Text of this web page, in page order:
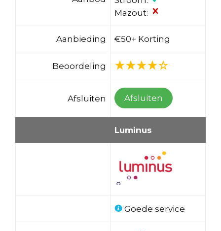
Mazout:
Aanbieding €50+ Korting
Beoordeling
Afsluiten Afsluiten
Luminus
Goede service